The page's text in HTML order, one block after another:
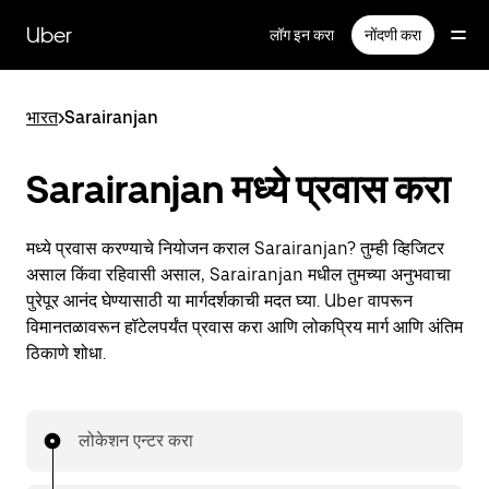
सामग्रीवरUber लॉग इन करा नोंदणी करा
भारत>Sarairanjan
Sarairanjan मध्ये प्रवास करा
मध्ये प्रवास करण्याचे नियोजन कराल Sarairanjan? तुम्ही व्हिजिटर
असाल किंवा रहिवासी असाल, Sarairanjan मधील तुमच्या अनुभवाचा
पुरेपूर आनंद घेण्यासाठी या मार्गदर्शकाची मदत घ्या. Uber वापरून
विमानतळावरून हॉटेलपर्यंत प्रवास करा आणि लोकप्रिय मार्ग आणि अंतिम
ठिकाणे शोधा.
लोकेशन एन्टर करा